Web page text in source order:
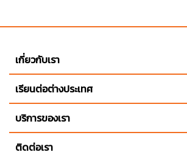
เกี่ยวกับเรา
เรียนต่อต่างประเทศ
บริการของเรา
ติดต่อเรา